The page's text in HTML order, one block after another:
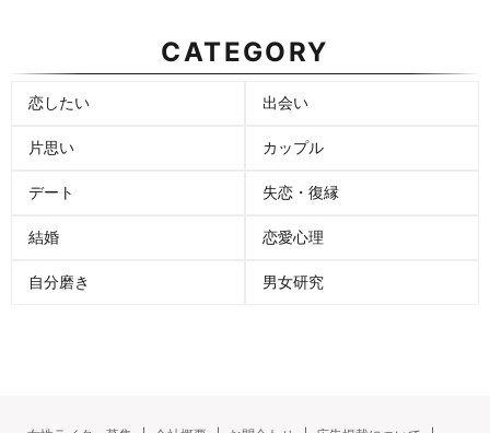
CATEGORY
恋したい 出会い
片思い カップル
デート 失恋・復縁
結婚 恋愛心理
自分磨き 男女研究